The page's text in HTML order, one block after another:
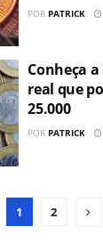
POR PATRICK
Conheça
real que
25.000
POR PATRICK
1 2